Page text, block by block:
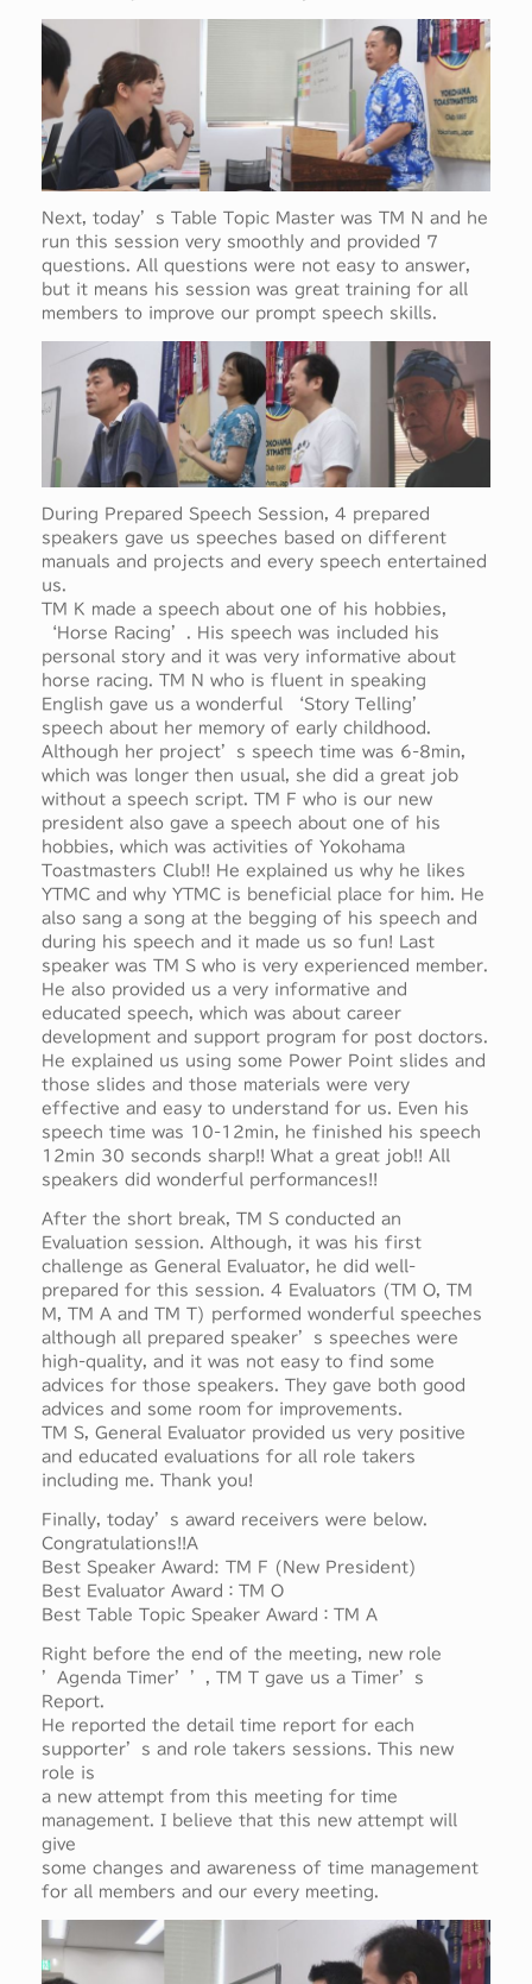
Next, today’s Table Topic Master was TM N and he
run this session very smoothly and provided 7
questions. All questions were not easy to answer,
but it means his session was great training for all
members to improve our prompt speech skills.
During Prepared Speech Session, 4 prepared
speakers gave us speeches based on different
manuals and projects and every speech entertained
us.
TM K made a speech about one of his hobbies,
‘Horse Racing’. His speech was included his
personal story and it was very informative about
horse racing. TM N who is fluent in speaking
English gave us a wonderful ‘Story Telling’
speech about her memory of early childhood.
Although her project’s speech time was 6-8min,
which was longer then usual, she did a great job
without a speech script. TM F who is our new
president also gave a speech about one of his
hobbies, which was activities of Yokohama
Toastmasters Club!! He explained us why he likes
YTMC and why YTMC is beneficial place for him. He
also sang a song at the begging of his speech and
during his speech and it made us so fun! Last
speaker was TM S who is very experienced member.
He also provided us a very informative and
educated speech, which was about career
development and support program for post doctors.
He explained us using some Power Point slides and
those slides and those materials were very
effective and easy to understand for us. Even his
speech time was 10-12min, he finished his speech
12min 30 seconds sharp!! What a great job!! All
speakers did wonderful performances!!
After the short break, TM S conducted an
Evaluation session. Although, it was his first
challenge as General Evaluator, he did well-
prepared for this session. 4 Evaluators (TM O, TM
M, TM A and TM T) performed wonderful speeches
although all prepared speaker’s speeches were
high-quality, and it was not easy to find some
advices for those speakers. They gave both good
advices and some room for improvements.
TM S, General Evaluator provided us very positive
and educated evaluations for all role takers
including me. Thank you!
Finally, today’s award receivers were below.
Congratulations!!A
Best Speaker Award: TM F (New President)
Best Evaluator Award：TM O
Best Table Topic Speaker Award：TM A
Right before the end of the meeting, new role
’Agenda Timer’’, TM T gave us a Timer’s
Report.
He reported the detail time report for each
supporter’s and role takers sessions. This new
role is
a new attempt from this meeting for time
management. I believe that this new attempt will
give
some changes and awareness of time management
for all members and our every meeting.